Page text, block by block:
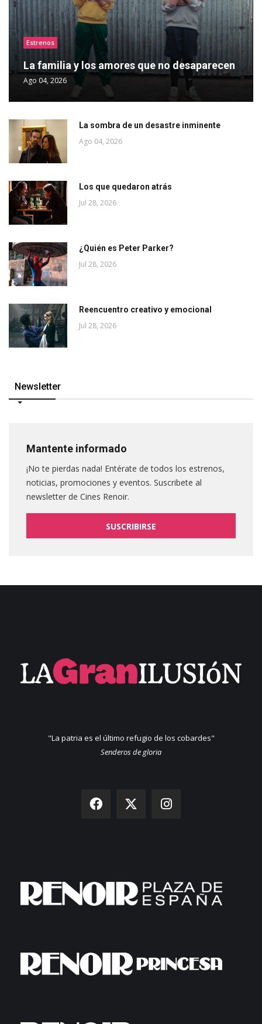
Estrenos
La familia y los amores que no desaparecen
Ago 04, 2026
La sombra de un desastre inminente
Ago 04, 2026
Los que quedaron atrás
Jul 28, 2026
¿Quién es Peter Parker?
Jul 28, 2026
Reencuentro creativo y emocional
Jul 28, 2026
Newsletter
Mantente informado
¡No te pierdas nada! Entérate de todos los estrenos,
noticias, promociones y eventos. Suscribete al
newsletter de Cines Renoir.
SUSCRIBIRSE
"La patria es el último refugio de los cobardes"
Senderos de gloria